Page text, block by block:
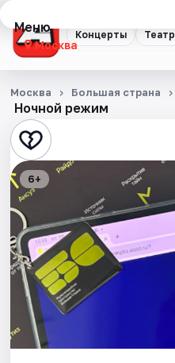
Концерты Театр
Меню
Москва
Концерты
Театр
Стендап
Выставки
Квесты
Экскурсии
Спорт
События
Ночной режим
Москва Большая страна
6+